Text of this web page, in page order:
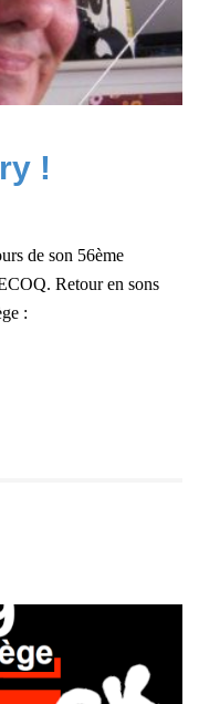
!
de son 56ème
Retour en sons
: